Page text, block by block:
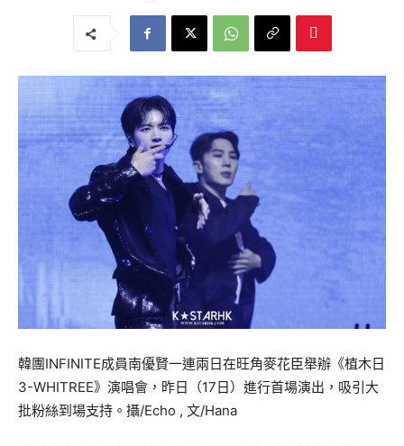
韓團INFINITE成員南優賢一連兩日在旺角麥花臣舉辦《植木日
3-WHITREE》演唱會，昨日（17日）進行首場演出，吸引大
批粉絲到場支持。攝/Echo , 文/Hana